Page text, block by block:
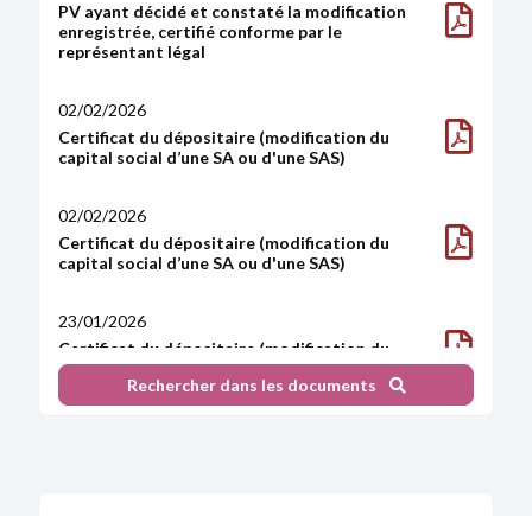
PV ayant décidé et constaté la modification
enregistrée, certifié conforme par le
représentant légal
Certificat du dépositaire (modification du
capital social d’une SA ou d'une SAS)
02/02/2026
Certificat du dépositaire (modification du
capital social d’une SA ou d'une SAS)
02/02/2026
Certificat du dépositaire (modification du
capital social d’une SA ou d'une SAS)
23/01/2026
Rechercher dans les documents